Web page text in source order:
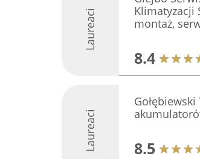
Laureaci
Klimatyzacji
montaż,
8.4
Laureaci 8.5